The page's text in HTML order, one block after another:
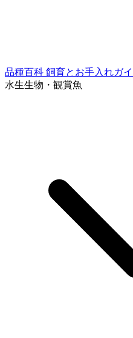
品種百科 飼育とお手入れガ
水生生物・観賞魚